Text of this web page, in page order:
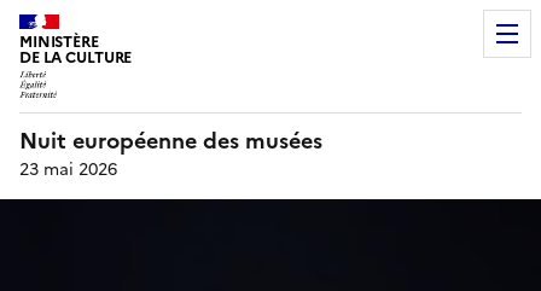
MINISTÈRE
DE LA CULTURE
Nuit européenne des musées
23 mai 2026